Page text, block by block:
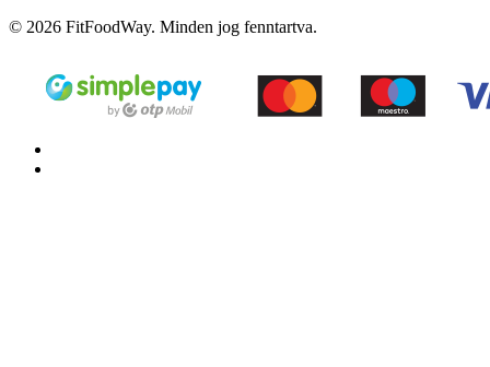
© 2026 FitFoodWay. Minden jog fenntartva.